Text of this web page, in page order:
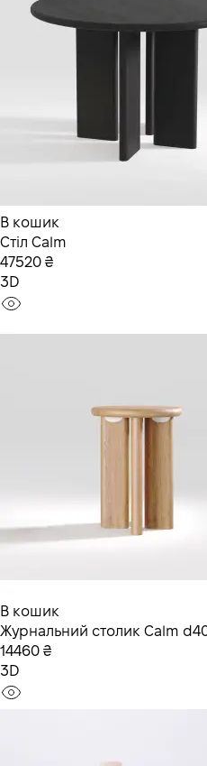
В кошик
Стіл Calm
47520 ₴
3D
В кошик
Журнальний столик Calm
14460 ₴
3D